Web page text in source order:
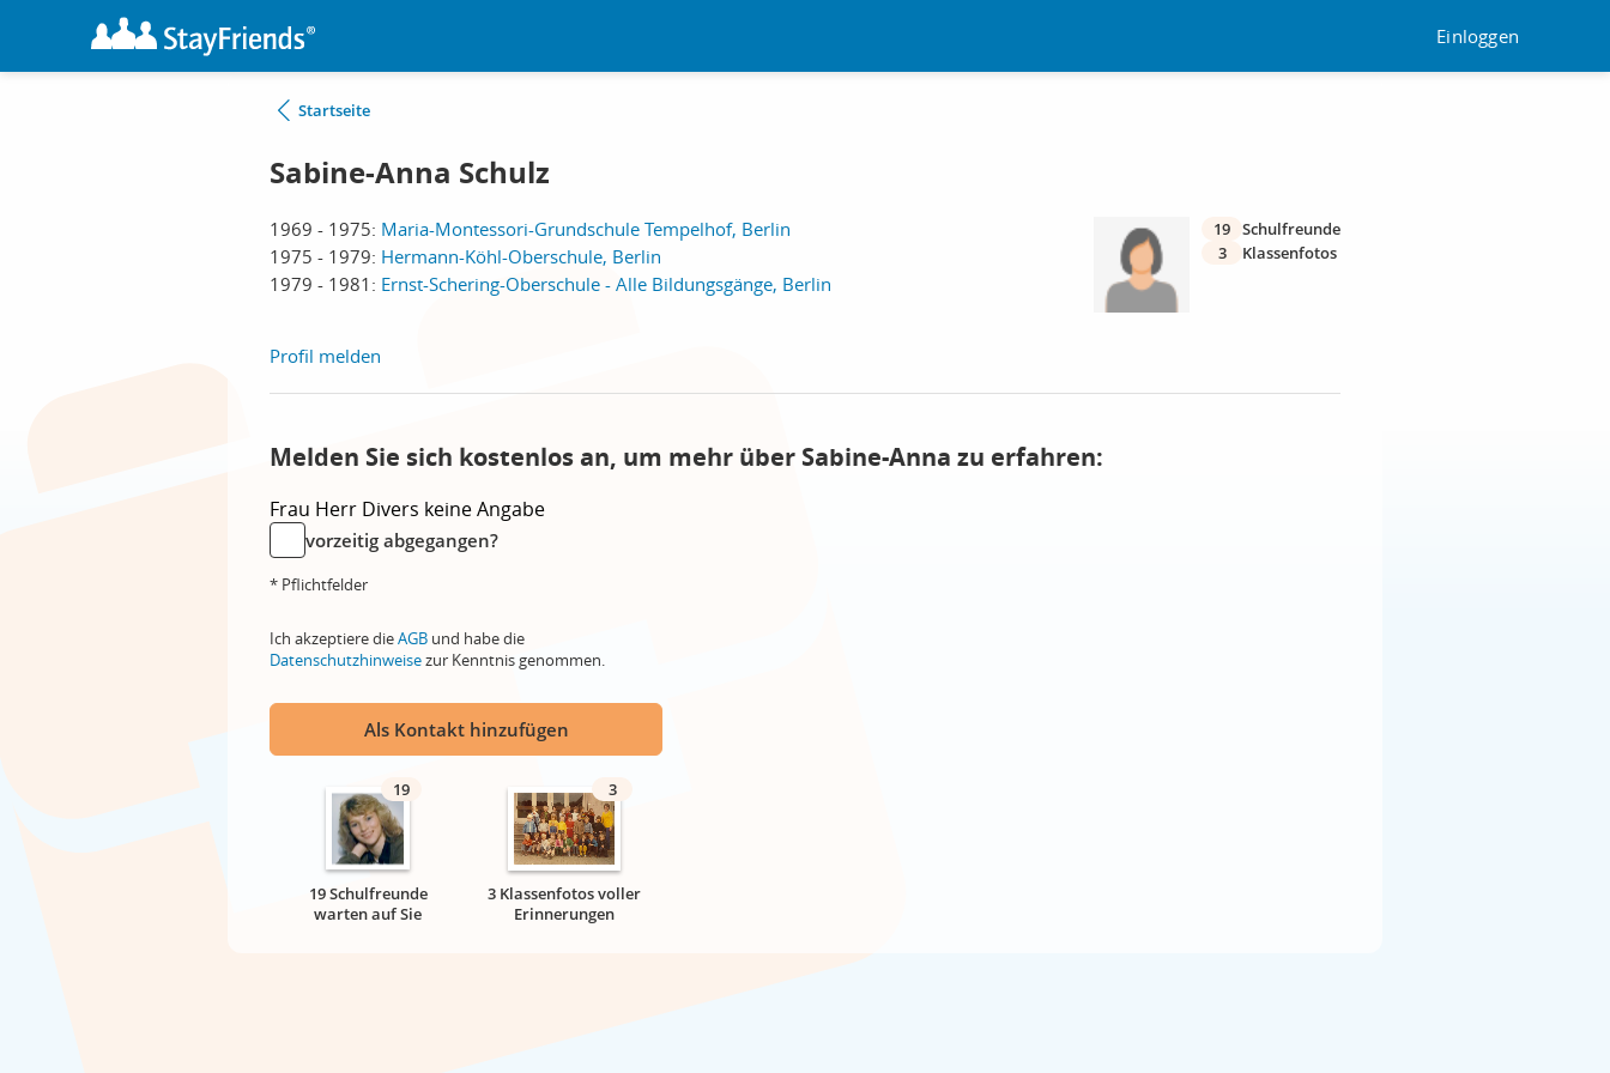
Einloggen
Startseite
Sabine-Anna Schulz
1969 - 1975: Maria-Montessori-Grundschule Tempelhof, Berlin
1975 - 1979: Hermann-Köhl-Oberschule, Berlin
1979 - 1981: Ernst-Schering-Oberschule - Alle Bildungsgänge, Berlin
19 Schulfreunde
3
Klassenfotos
Profil melden
Melden Sie sich kostenlos an, um mehr über Sabine-Anna zu erfahren:
Frau Herr Divers keine Angabe
vorzeitig abgegangen?
* Pflichtfelder
Ich akzeptiere dieAGB und habe die
Datenschutzhinweisezur Kenntnis genommen.
Als Kontakt hinzufügen
19
19 Schulfreunde
warten auf Sie
3
3 Klassenfotos voller
Erinnerungen